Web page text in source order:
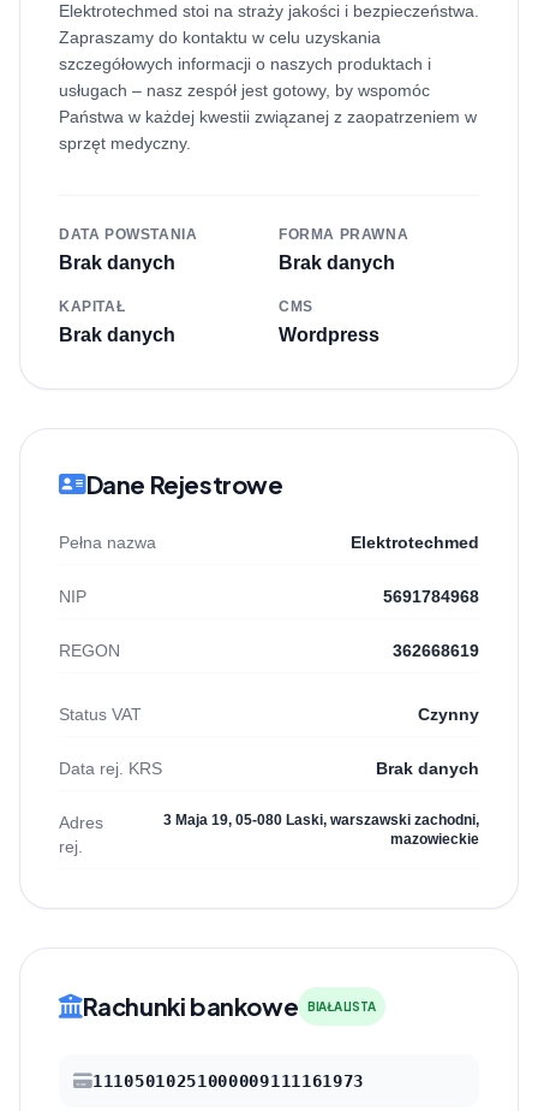
Elektrotechmed stoi na straży jakości i bezpieczeństwa.
Zapraszamy do kontaktu w celu uzyskania
szczegółowych informacji o naszych produktach i
usługach – nasz zespół jest gotowy, by wspomóc
Państwa w każdej kwestii związanej z zaopatrzeniem w
sprzęt medyczny.
DATA POWSTANIA
Brak danych
FORMA PRAWNA
Brak danych
KAPITAŁ
Brak danych
CMS
Wordpress
Dane Rejestrowe
Pełna nazwa Elektrotechmed
NIP 5691784968
REGON 362668619
Status VAT Czynny
Data rej. KRS Brak danych
Adres
rej.
3 Maja 19, 05-080 Laski, warszawski zachodni,
mazowieckie
Rachunki bankowe BIAŁA LISTA
11105010251000009111161973